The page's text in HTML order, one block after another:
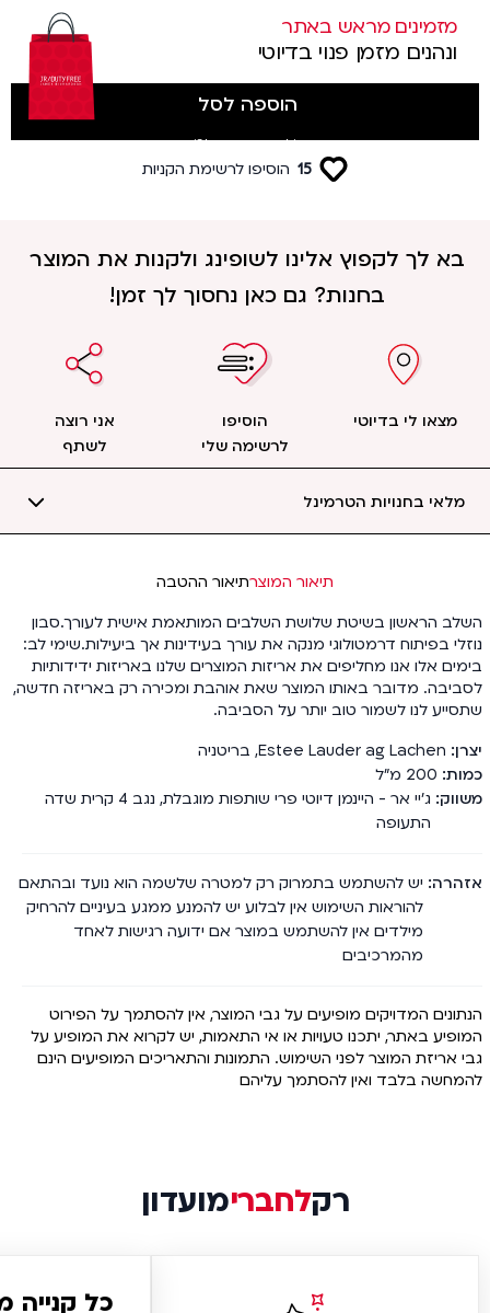
מזמינים מראש באתר
ונהנים מזמן פנוי בדיוטי
הוספה לסל
(לטסים מטרמינל 3)
15 הוסיפו לרשימת הקניות
בא לך לקפוץ אלינו לשופינג ולקנות את המוצר
בחנות? גם כאן נחסוך לך זמן!
מצאו לי בדיוטי
הוסיפו
לרשימה שלי
אני רוצה
לשתף
מלאי בחנויות הטרמינל
תיאור המוצרתיאור ההטבה
השלב הראשון בשיטת שלושת השלבים המותאמת אישית לעורך.סבון
נוזלי בפיתוח דרמטולוגי מנקה את עורך בעידינות אך ביעילות.שימי לב:
בימים אלו אנו מחליפים את אריזות המוצרים שלנו באריזות ידידותיות
לסביבה. מדובר באותו המוצר שאת אוהבת ומכירה רק באריזה חדשה,
שתסייע לנו לשמור טוב יותר על הסביבה.
יצרן Estee Lauder ag Lachen
, בריטניה
כמות 200 מ"ל
משווק
ג'יי אר - היינמן דיוטי פרי שותפות מוגבלת, נגב 4 קרית שדה
התעופה
אזהרה יש להשתמש בתמרוק רק למטרה שלשמה הוא נועד ובהתאם
להוראות השימוש אין לבלוע יש להמנע ממגע בעיניים להרחיק
מילדים אין להשתמש במוצר אם ידועה רגישות לאחד
מהמרכיבים
הנתונים המדויקים מופיעים על גבי המוצר, אין להסתמך על הפירוט
המופיע באתר, יתכנו טעויות או אי התאמות, יש לקרוא את המופיע על
גבי אריזת המוצר לפני השימוש. התמונות והתאריכים המופיעים הינם
להמחשה בלבד ואין להסתמך עליהם
רקלחברימועדון
כל